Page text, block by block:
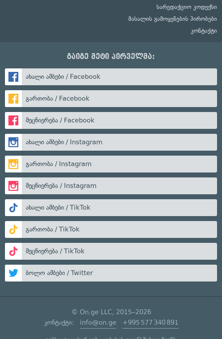
სარედაქციო კოდექსი
მასალის გამოყენების პირობები
კონტაქტი
გაიგე მეტი პირველმა:
ახალი ამბები / Facebook
გართობა / Facebook
მეცნიერება / Facebook
ახალი ამბები / Instagram
გართობა / Instagram
მეცნიერება / Instagram
ახალი ამბები / TikTok
გართობა / TikTok
მეცნიერება / TikTok
ბოლო ამბები / Twitter
© On.ge LLC, 2015–2026
კონტაქტი: info@on.ge +995 577 340 891